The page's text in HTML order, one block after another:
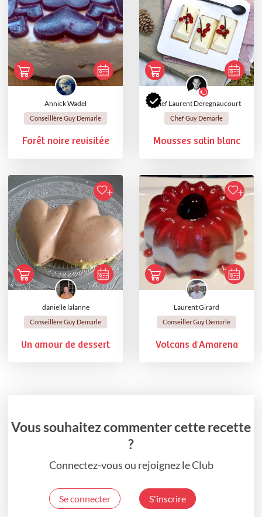
Annick Wadel
Conseillère Guy Demarle
Forêt noire revisitée
Chef Laurent Deregnaucourt
Chef Guy Demarle
Mousses satin blanc
danielle lalanne
Conseillère Guy Demarle
Un amour de dessert
Laurent Girard
Conseiller Guy Demarle
Volcans d'Amarena
Vous souhaitez commenter cette recette
?
Connectez-vous ou rejoignez le Club
Se connecter S'inscrire